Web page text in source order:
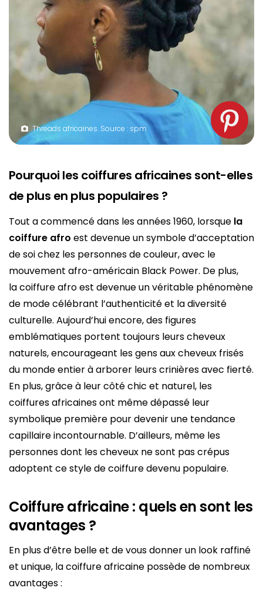
Threads africaines. Source : spm
Pourquoi les coiffures africaines sont-elles
de plus en plus populaires ?
Tout a commencé dans les années 1960, lorsque la
coiffure afro est devenue un symbole d’acceptation
de soi chez les personnes de couleur, avec le
mouvement afro-américain Black Power. De plus,
la coiffure afro est devenue un véritable phénomène
de mode célébrant l’authenticité et la diversité
culturelle. Aujourd’hui encore, des figures
emblématiques portent toujours leurs cheveux
naturels, encourageant les gens aux cheveux frisés
du monde entier à arborer leurs crinières avec fierté.
En plus, grâce à leur côté chic et naturel, les
coiffures africaines ont même dépassé leur
symbolique première pour devenir une tendance
capillaire incontournable. D’ailleurs, même les
personnes dont les cheveux ne sont pas crépus
adoptent ce style de coiffure devenu populaire.
Coiffure africaine : quels en sont les
avantages ?
En plus d’être belle et de vous donner un look raffiné
et unique, la coiffure africaine possède de nombreux
avantages :